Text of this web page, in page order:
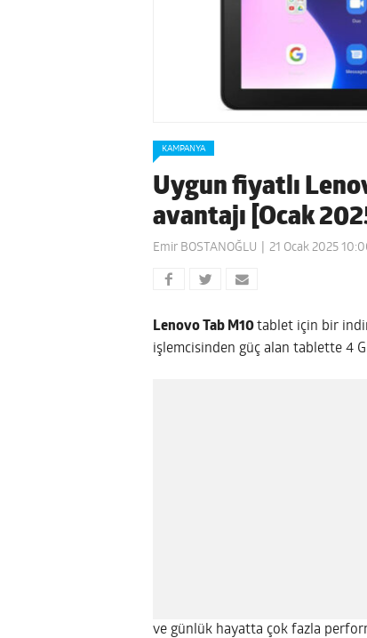
KAMPANYA
Uygun fiyatlı
avantajı [Ocak
Emir BOSTANOĞLU 21 Ocak 2025
Lenovo Tab M10tablet için bir
işlemcisinden güç alan tablette 4
ve günlük hayatta çok fazla